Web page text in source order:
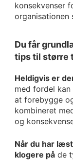
konsekvenser
organisationen
Du får
tips til større
Heldigvis er
med fordel
at forebygge
kombineret
og
Når du har
klogere på de